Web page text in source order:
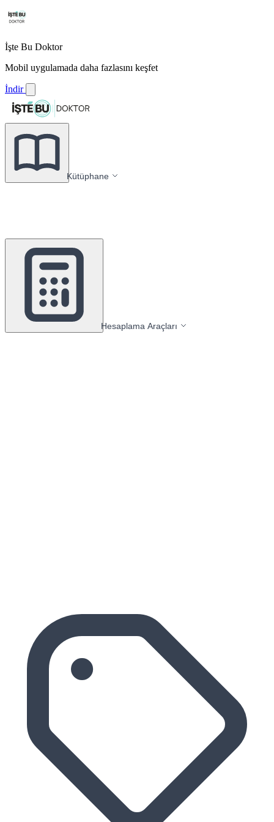
İşte Bu Doktor
Mobil uygulamada daha fazlasını keşfet
İndir
Kütüphane
Hesaplama Araçları